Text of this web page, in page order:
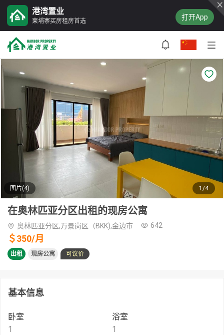
港湾置业
柬埔寨买房租房首选 打开App
图片(4) 1/4
在奥林匹亚分区出租的现房公寓
奥林匹亚分区,万景岗区（BKK),金边市 642
＄350/月
出租 现房公寓 可议价
基本信息
卧室
1
浴室
1